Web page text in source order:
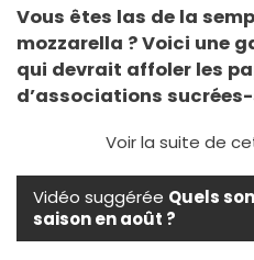
Vous êtes las de la
mozzarella ? Voici une
qui devrait affoler les
d’associations
Voir la suite de
Vidéo suggérée Quels
saison en août ?